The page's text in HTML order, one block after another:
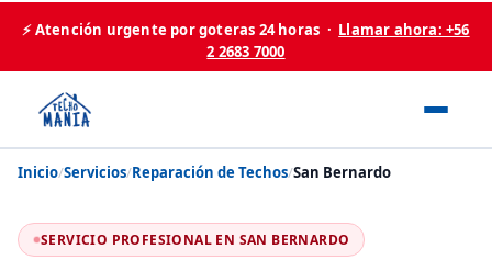
⚡ Atención urgente por goteras 24 horas · Llamar ahora: +56
2 2683 7000
Inicio/Servicios/Reparación de Techos/San Bernardo
SERVICIO PROFESIONAL EN SAN BERNARDO